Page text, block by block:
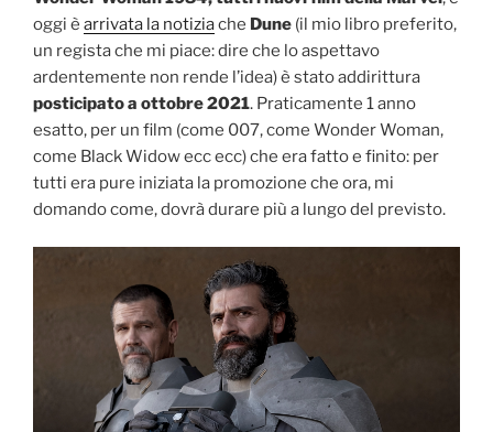
oggi è arrivata la notiziache Dune (il mio libro preferito,
un regista che mi piace: dire che lo aspettavo
ardentemente non rende l’idea) è stato addirittura
posticipato a ottobre 2021. Praticamente 1 anno
esatto, per un film (come 007, come Wonder Woman,
come Black Widow ecc ecc) che era fatto e finito: per
tutti era pure iniziata la promozione che ora, mi
domando come, dovrà durare più a lungo del previsto.